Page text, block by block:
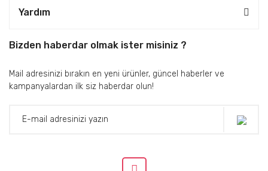
Yardım
Bizden haberdar olmak ister misiniz ?
Mail adresinizi bırakın en yeni ürünler, güncel haberler ve
kampanyalardan ilk siz haberdar olun!